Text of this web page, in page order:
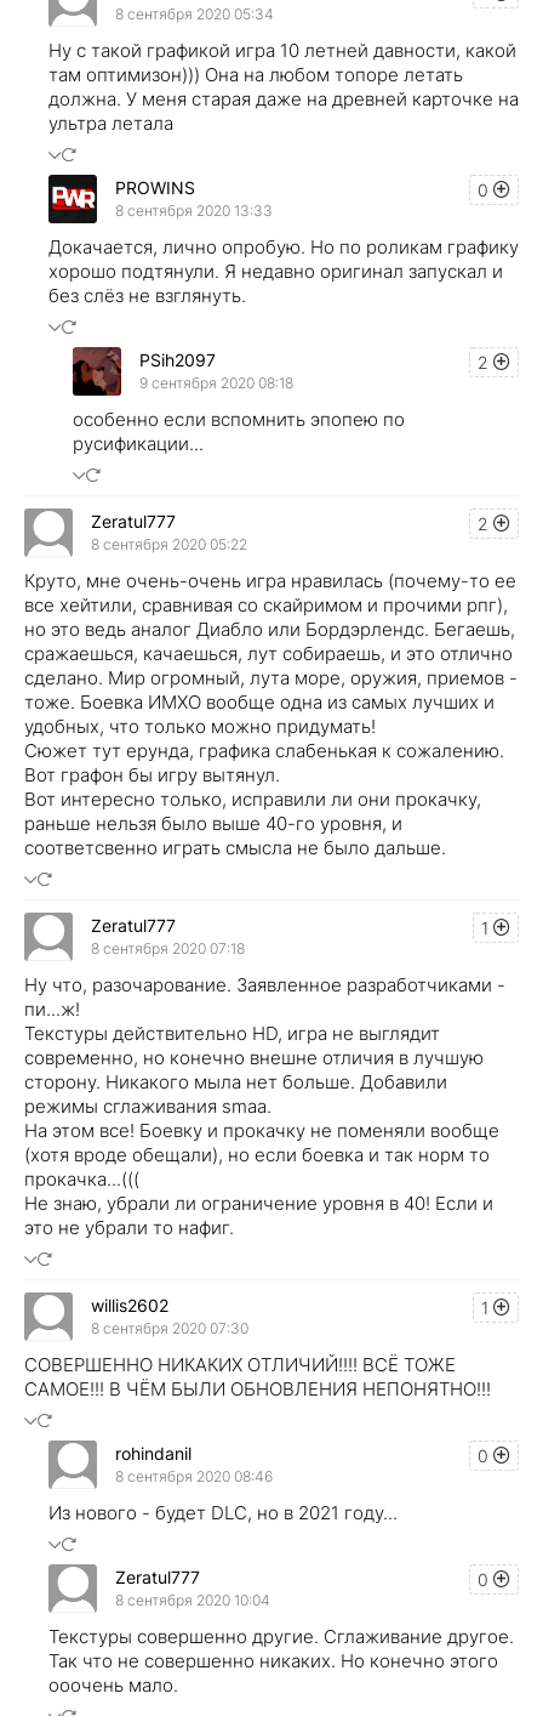
8 сентября 2020 05:34
Ну с такой графикой игра 10 летней давности, какой
там оптимизон))) Она на любом топоре летать
должна. У меня старая даже на древней карточке на
ультра летала
0
PROWINS
8 сентября 2020 13:33
Докачается, лично опробую. Но по роликам графику
хорошо подтянули. Я недавно оригинал запускал и
без слёз не взглянуть.
2
PSih2097
9 сентября 2020 08:18
особенно если вспомнить эпопею по
русификации...
2
Zeratul777
8 сентября 2020 05:22
Круто, мне очень-очень игра нравилась (почему-то ее
все хейтили, сравнивая со скайримом и прочими рпг),
но это ведь аналог Диабло или Бордэрлендс. Бегаешь,
сражаешься, качаешься, лут собираешь, и это отлично
сделано. Мир огромный, лута море, оружия, приемов -
тоже. Боевка ИМХО вообще одна из самых лучших и
удобных, что только можно придумать!
Сюжет тут ерунда, графика слабенькая к сожалению.
Вот графон бы игру вытянул.
Вот интересно только, исправили ли они прокачку,
раньше нельзя было выше 40-го уровня, и
соответсвенно играть смысла не было дальше.
1
Zeratul777
8 сентября 2020 07:18
Ну что, разочарование. Заявленное разработчиками -
пи...ж!
Текстуры действительно HD, игра не выглядит
современно, но конечно внешне отличия в лучшую
сторону. Никакого мыла нет больше. Добавили
режимы сглаживания smaa.
На этом все! Боевку и прокачку не поменяли вообще
(хотя вроде обещали), но если боевка и так норм то
прокачка...(((
Не знаю, убрали ли ограничение уровня в 40! Если и
это не убрали то нафиг.
1
willis2602
8 сентября 2020 07:30
СОВЕРШЕННО НИКАКИХ ОТЛИЧИЙ!!!! ВСЁ ТОЖЕ
САМОЕ!!! В ЧЁМ БЫЛИ ОБНОВЛЕНИЯ НЕПОНЯТНО!!!
0
rohindanil
8 сентября 2020 08:46
Из нового - будет DLC, но в 2021 году...
0
Zeratul777
8 сентября 2020 10:04
Текстуры совершенно другие. Сглаживание другое.
Так что не совершенно никаких. Но конечно этого
ооочень мало.